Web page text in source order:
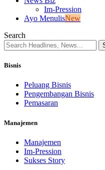
Im-Pression
Ayo MenulisNew
Search
Bisnis
Peluang Bisnis
Pengembangan Bisnis
Pemasaran
Manajemen
Manajemen
Im-Pression
Sukses Story